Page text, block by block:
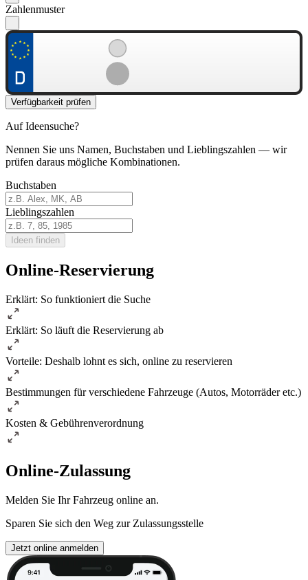
Zahlenmuster
Verfügbarkeit prüfen
Auf Ideensuche?
Nennen Sie uns Namen, Buchstaben und Lieblingszahlen — wir
prüfen daraus mögliche Kombinationen.
Buchstaben
Lieblingszahlen
Ideen finden
Online-Reservierung
Erklärt: So funktioniert die Suche
Erklärt: So läuft die Reservierung ab
Vorteile: Deshalb lohnt es sich, online zu reservieren
Bestimmungen für verschiedene Fahrzeuge (Autos, Motorräder etc.)
Kosten & Gebührenverordnung
Online-Zulassung
Melden Sie Ihr Fahrzeug online an.
Sparen Sie sich den Weg zur Zulassungsstelle
Jetzt online anmelden